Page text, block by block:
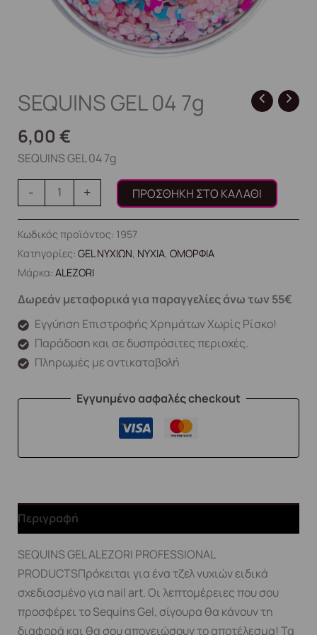
SEQUINS GEL 04 7g
6,00 €
SEQUINS GEL 04 7g
- + ΠΡΟΣΘΉΚΗ ΣΤΟ ΚΑΛΆΘΙ
Κωδικός προϊόντος: 1957
Κατηγορίες: GEL ΝΥΧΙΩΝ, ΝΥΧΙΑ, ΟΜΟΡΦΙΑ
Μάρκα: ALEZORI
Δωρεάν μεταφορικά για παραγγελίες άνω των 55€
Εγγύηση Επιστροφής Χρημάτων Χωρίς Ρίσκο!
Παράδοση και σε δυσπρόσιτες περιοχές.
Πληρωμές με αντικαταβολή
Εγγυημένο ασφαλές checkout
Περιγραφή
SEQUINS GEL ALEZORI PROFESSIONAL
PRODUCTSΠρόκειται για ένα τζελ νυχιών ειδικά
σχεδιασμένο για nail art. Οι λεπτομέρειες που σου
προσφέρει το Sequins Gel, σίγουρα θα κάνουν τη
διαφορά και θα σου απογειώσουν το αποτέλεσμα! Τα